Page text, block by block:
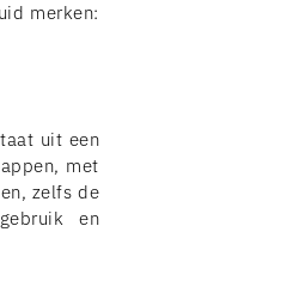
merken:
uit een
met
zelfs de
en